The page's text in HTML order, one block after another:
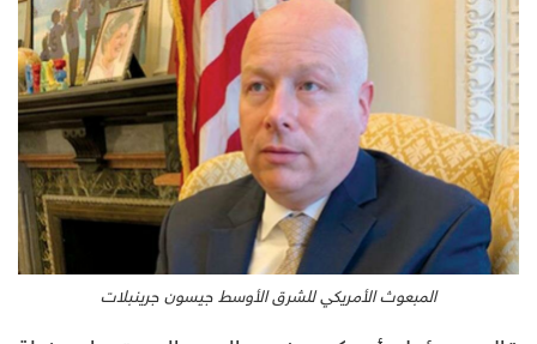
المبعوث الأمريكي للشرق الأوسط جيسون جرينبلات